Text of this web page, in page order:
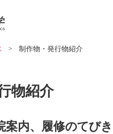
制作物・発行物紹介
物紹介
案内、履修のてびき